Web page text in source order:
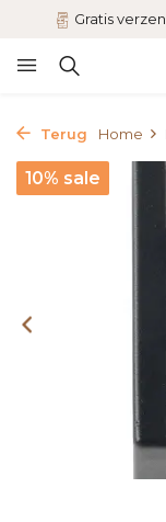
Gratis
Terug Home
10% sale